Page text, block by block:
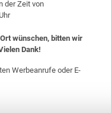
der Zeit von
wünschen, bitten wir
Dank!
Werbeanrufe oder E-